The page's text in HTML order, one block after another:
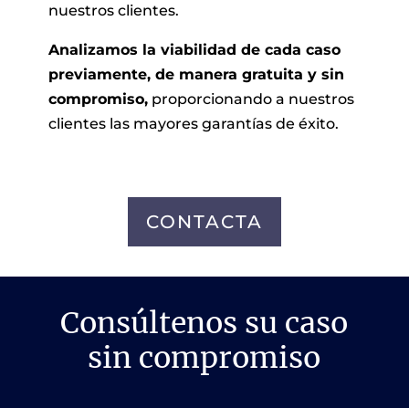
nuestros clientes.
Analizamos la viabilidad de cada caso
previamente, de manera gratuita y sin
compromiso,proporcionando a nuestros
clientes las mayores garantías de éxito.
CONTACTA
Consúltenos su caso
sin compromiso